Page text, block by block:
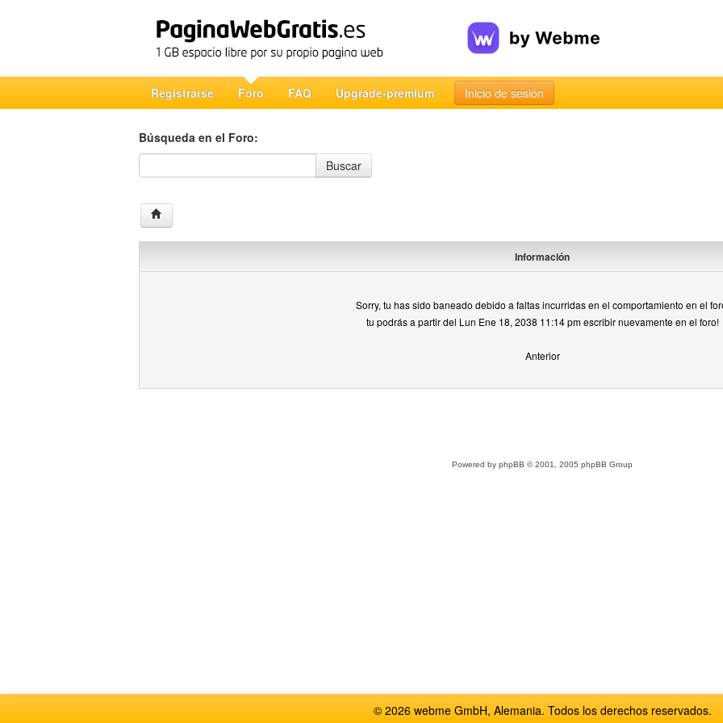
Registrarse Foro FAQ Upgrade-premium Inicio de sesión
Búsqueda en el Foro:
Búsqueda en el Foro
Buscar
Información
Sorry, tu has sido baneado debido a faltas incurridas en el comportamiento en el
tu podrás a partir del Lun Ene 18, 2038 11:14 pm escribir nuevamente en el foro!
Anterior
Powered by phpBB © 2001, 2005 phpBB Group
© 2026 webme GmbH, Alemania. Todos los derechos reservados.